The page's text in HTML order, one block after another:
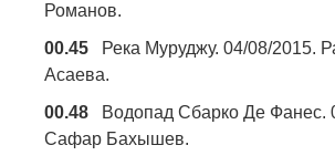
Романов.
00.45 Река Муруджу. 04/08/2015.
Асаева.
00.48 Водопад Сбарко Де Фанес.
Сафар Бахышев.